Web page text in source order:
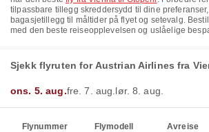
tilpassbare tillegg skreddersydd til dine
bagasjetillegg til måltider på flyet og setevalg.
med den beste reiseopplevelsen og uslåelige
Sjekk flyruten for Austrian Airlines fra
ons. 5. aug.fre. 7. aug. lør. 8. aug.
Flynummer Flymodell Avreise